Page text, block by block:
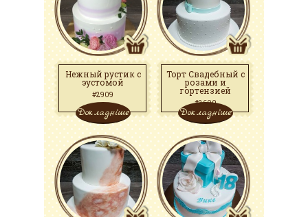
Нежный рустик с
эустомой
#2909
Докладніше
Торт Свадебный с
розами и
гортензией
#2600
Докладніше